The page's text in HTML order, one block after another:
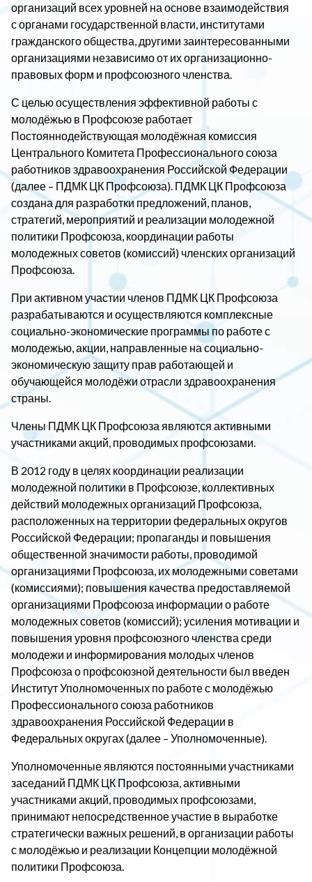
организаций всех уровней на основе взаимодействия
с органами государственной власти, институтами
гражданского общества, другими заинтересованными
организациями независимо от их организационно-
правовых форм и профсоюзного членства.
С целью осуществления эффективной работы с
молодёжью в Профсоюзе работает
Постояннодействующая молодёжная комиссия
Центрального Комитета Профессионального союза
работников здравоохранения Российской Федерации
(далее – ПДМК ЦК Профсоюза). ПДМК ЦК Профсоюза
создана для разработки предложений, планов,
стратегий, мероприятий и реализации молодежной
политики Профсоюза, координации работы
молодежных советов (комиссий) членских организаций
Профсоюза.
При активном участии членов ПДМК ЦК Профсоюза
разрабатываются и осуществляются комплексные
социально-экономические программы по работе с
молодежью, акции, направленные на социально-
экономическую защиту прав работающей и
обучающейся молодёжи отрасли здравоохранения
страны.
Члены ПДМК ЦК Профсоюза являются активными
участниками акций, проводимых профсоюзами.
В 2012 году в целях координации реализации
молодежной политики в Профсоюзе, коллективных
действий молодежных организаций Профсоюза,
расположенных на территории федеральных округов
Российской Федерации; пропаганды и повышения
общественной значимости работы, проводимой
организациями Профсоюза, их молодежными советами
(комиссиями); повышения качества предоставляемой
организациями Профсоюза информации о работе
молодежных советов (комиссий); усиления мотивации и
повышения уровня профсоюзного членства среди
молодежи и информирования молодых членов
Профсоюза о профсоюзной деятельности был введен
Институт Уполномоченных по работе с молодёжью
Профессионального союза работников
здравоохранения Российской Федерации в
Федеральных округах (далее – Уполномоченные).
Уполномоченные являются постоянными участниками
заседаний ПДМК ЦК Профсоюза, активными
участниками акций, проводимых профсоюзами,
принимают непосредственное участие в выработке
стратегически важных решений, в организации работы
с молодёжью и реализации Концепции молодёжной
политики Профсоюза.